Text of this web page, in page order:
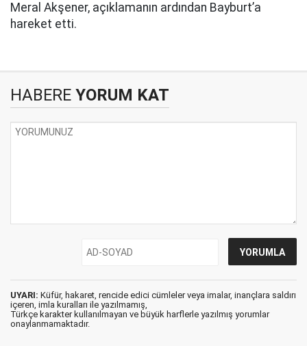
Meral Akşener, açıklamanın ardından Bayburt’a
hareket etti.
HABERE YORUM KAT
UYARI: Küfür, hakaret, rencide edici cümleler veya imalar, inançlara saldırı
içeren, imla kuralları ile yazılmamış,
Türkçe karakter kullanılmayan ve büyük harflerle yazılmış yorumlar
onaylanmamaktadır.